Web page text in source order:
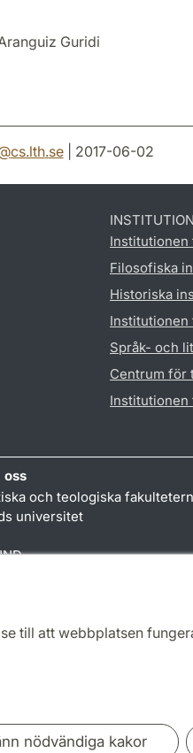
till att webbplatsen
nödvändiga kakor
Guridi
cs.lth.se| 2017-06-02
Institutionen
Filosofiska
Historiska
Språk- och
Centrum för
oss
och teologiska
universitet